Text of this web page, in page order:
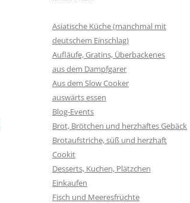
Asiatische Küche (manchmal mit
deutschem Einschlag)
Aufläufe, Gratins, Überbackenes
aus dem Dampfgarer
Aus dem Slow Cooker
auswärts essen
Blog-Events
Brot, Brötchen und herzhaftes Gebäck
Brotaufstriche, süß und herzhaft
Cookit
Desserts, Kuchen, Plätzchen
Einkaufen
Fisch und Meeresfrüchte